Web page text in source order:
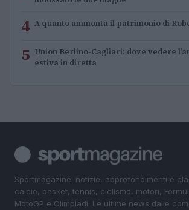
4 A quanto ammonta il patrimonio di
5 Union Berlino-Cagliari: dove vedere
estiva in diretta
Sportmagazine: notizie, approfondimenti e
calcio, basket, tennis, ciclismo, motori,
MotoGP e Olimpiadi. Le ultime news dalle